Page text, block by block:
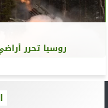
روسيا تحرر